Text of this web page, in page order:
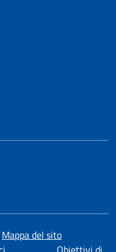
Mappa del sito